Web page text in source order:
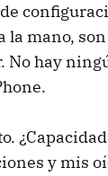
la mano,
No hay
y mis